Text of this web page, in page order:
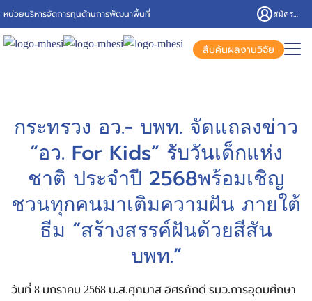
Skip
to
content
หน่วยบริหารจัดการทุนด้านการพัฒนาพื้นที่ สมัครสมาชิก/เข้าสู่ระบบ
สืบค้นผลงานวิจัย
Search
กระทรวง อว.- บพท. จัดแถลงข่าว
“อว. For Kids” รับวันเด็กแห่ง
ชาติ ประจำปี 2568พร้อมเชิญ
ชวนทุกคนมาเติมความฝัน ภายใต้
ธีม “สร้างสรรค์ฝันด้วยสีสัน
บพท.”
วันที่ 8 มกราคม 2568 น.ส.ศุภมาส อิศรภักดี รมว.การอุดมศึกษา